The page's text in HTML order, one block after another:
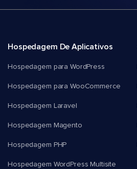
Hospedagem De Aplicativos
Hospedagem para WordPress
Hospedagem para WooCommerce
Hospedagem Laravel
Hospedagem Magento
Hospedagem PHP
Hospedagem WordPress Multisite